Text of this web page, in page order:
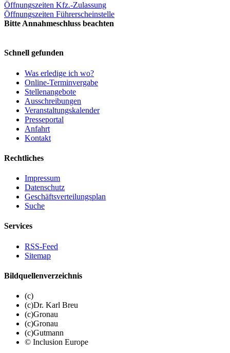
Öffnungszeiten Kfz.-Zulassung
Öffnungszeiten Führerscheinstelle
Bitte Annahmeschluss beachten
Schnell gefunden
Was erledige ich wo?
Online-Terminvergabe
Stellenangebote
Ausschreibungen
Veranstaltungskalender
Presseportal
Anfahrt
Kontakt
Rechtliches
Impressum
Datenschutz
Geschäftsverteilungsplan
Suche
Services
RSS-Feed
Sitemap
Bildquellenverzeichnis
(c)
(c)Dr. Karl Breu
(c)Gronau
(c)Gronau
(c)Gutmann
© Inclusion Europe